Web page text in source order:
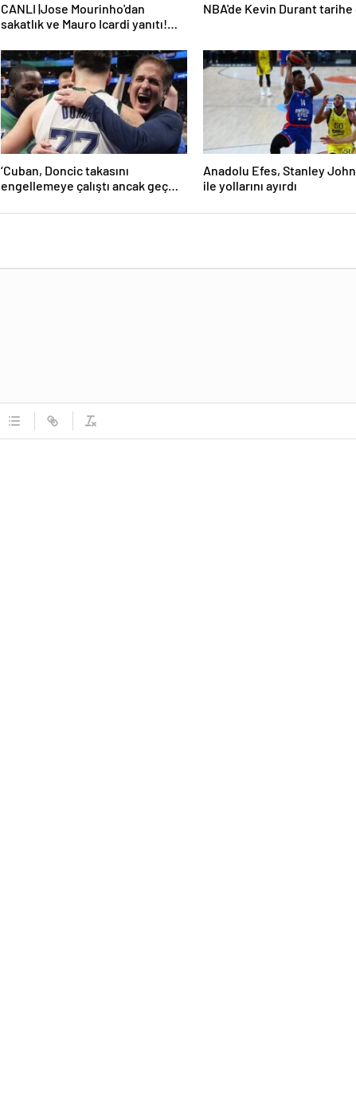
CANLI |Jose Mourinho'dan
sakatlık ve Mauro Icardi yanıtı!
NBA'de Kevin Durant
‘Cuban, Doncic takasını
engellemeye çalıştı ancak geç
Anadolu Efes, Stanley
ile yollarını ayırdı